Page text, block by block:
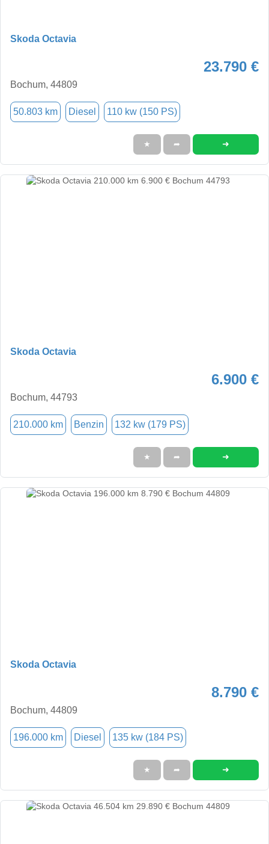
Skoda Octavia
23.790 €
Bochum, 44809
50.803 km Diesel 110 kw (150 PS)
★ ➦ ➜
Skoda Octavia
6.900 €
Bochum, 44793
210.000 km Benzin 132 kw (179 PS)
★ ➦ ➜
Skoda Octavia
8.790 €
Bochum, 44809
196.000 km Diesel 135 kw (184 PS)
★ ➦ ➜